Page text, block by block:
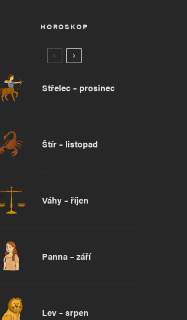
HOROSKOP
Střelec – prosinec
Štír – listopad
Váhy – říjen
Panna – září
Lev – srpen